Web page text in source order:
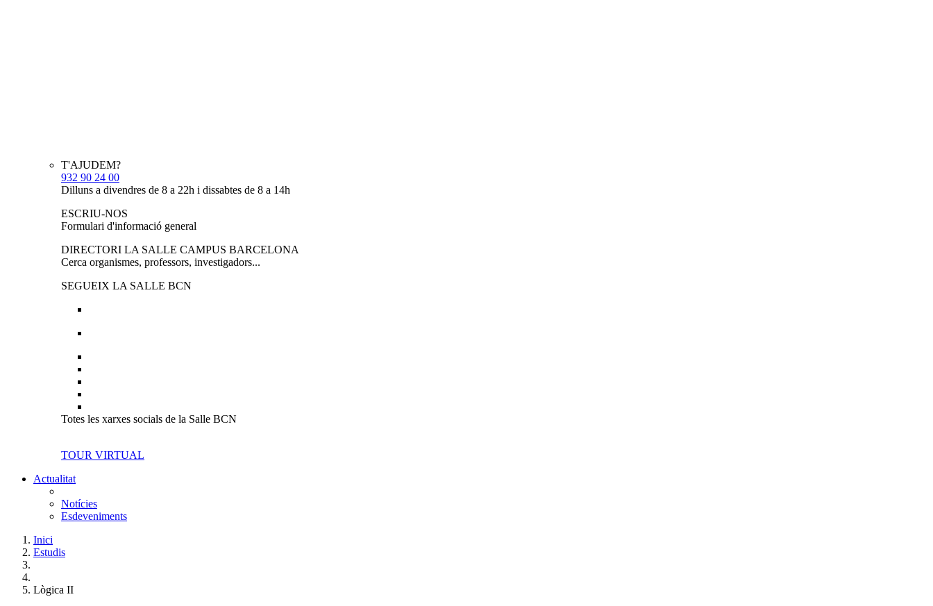
T'AJUDEM?
932 90 24 00
Dilluns a divendres de 8 a 22h i dissabtes de 8 a 14h
ESCRIU-NOS
Formulari d'informació general
DIRECTORI LA SALLE CAMPUS BARCELONA
Cerca organismes, professors, investigadors...
SEGUEIX LA SALLE BCN
Totes les xarxes socials de la Salle BCN
TOUR VIRTUAL
Actualitat
Notícies
Esdeveniments
Inici
Estudis
Lògica II